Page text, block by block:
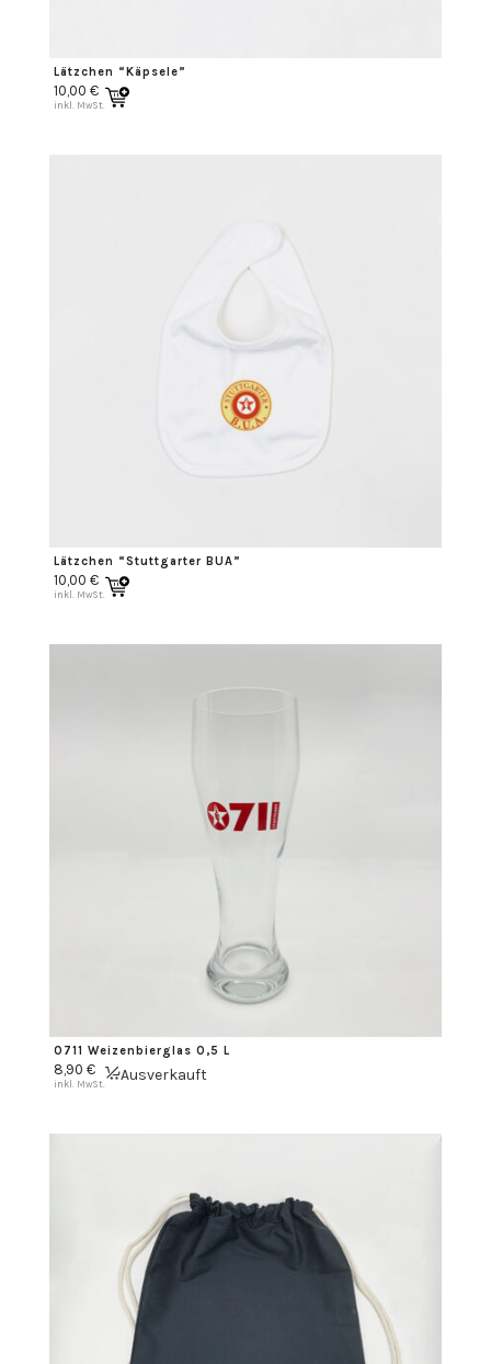
Lätzchen “Käpsele”
10,00 €
inkl. MwSt.
Lätzchen “Stuttgarter BUA”
10,00 €
inkl. MwSt.
0711 Weizenbierglas 0,5 L
8,90 €
inkl. MwSt. Ausverkauft